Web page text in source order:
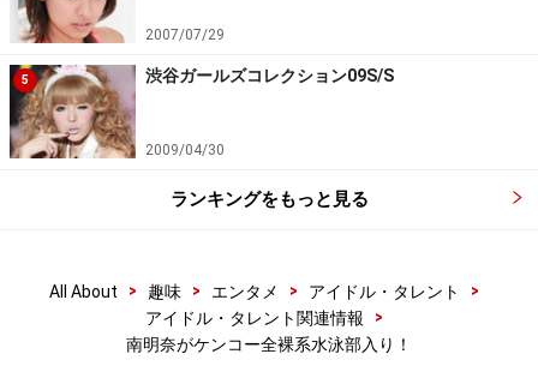
2007/07/29
5 渋谷ガールズコレクション09S/S
2009/04/30
ランキングをもっと見る
All About > 趣味 > エンタメ > アイドル・タレント
>
アイドル・タレント関連情報
>
南明奈がケンコー全裸系水泳部入り！